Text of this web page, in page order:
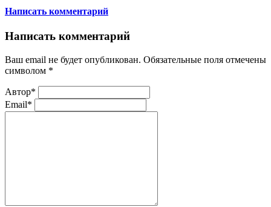
Написать комментарий
Написать комментарий
Ваш email не будет опубликован. Обязательные поля отмечены
символом *
Автор*
Email*